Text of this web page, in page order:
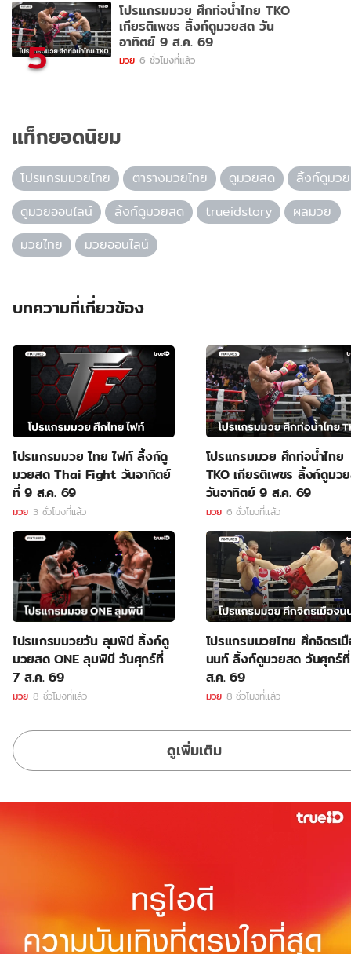
5
โปรแกรมมวย ศึกท่อน้ำไทย TKO
เกียรติเพชร ลิ้งก์ดูมวยสด วัน
อาทิตย์ 9 ส.ค. 69
มวย 6 ชั่วโมงที่แล้ว
แท็กยอดนิยม
โปรแกรมมวยไทย ตารางมวยไทย ดูมวยสด
ลิ้งก์ดูมวย
ดูมวยออนไลน์
ลิ้งก์ดูมวยสด trueidstory
ผลมวย
มวยไทย
มวยออนไลน์
บทความที่เกี่ยวข้อง
โปรแกรมมวย ไทย ไฟท์ ลิ้งก์ดู
มวยสด Thai Fight วันอาทิตย์
ที่ 9 ส.ค. 69
มวย 3 ชั่วโมงที่แล้ว
โปรแกรมมวย ศึกท่อน้ำไทย
TKO เกียรติเพชร ลิ้งก์ดูมว
วันอาทิตย์ 9 ส.ค. 69
มวย 6 ชั่วโมงที่แล้ว
โปรแกรมมวยวัน ลุมพินี ลิ้งก์ดู
มวยสด ONE ลุมพินี วันศุกร์ที่
7 ส.ค. 69
มวย 8 ชั่วโมงที่แล้ว
โปรแกรมมวยไทย ศึกจิตรเ
นนท์ ลิ้งก์ดูมวยสด วันศุกร์
ส.ค. 69
มวย 8 ชั่วโมงที่แล้ว
ดูเพิ่มเติม